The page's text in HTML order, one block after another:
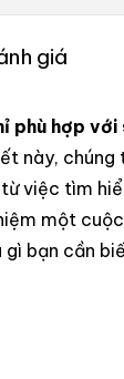
giá
phù hợp
này, chúng
việc tìm
một
bạn cần